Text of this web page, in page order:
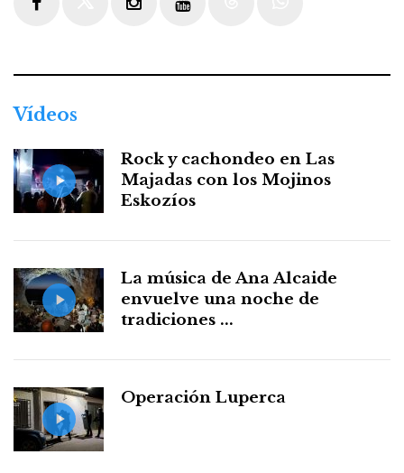
Vídeos
Rock y cachondeo en Las
Majadas con los Mojinos
Eskozíos
La música de Ana Alcaide
envuelve una noche de
tradiciones ...
Operación Luperca